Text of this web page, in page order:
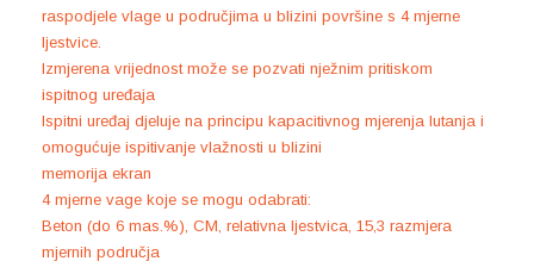
raspodjele vlage u područjima u blizini površine s 4 mjerne
ljestvice.
Izmjerena vrijednost može se pozvati nježnim pritiskom
ispitnog uređaja
Ispitni uređaj djeluje na principu kapacitivnog mjerenja lutanja i
omogućuje ispitivanje vlažnosti u blizini
memorija ekran
4 mjerne vage koje se mogu odabrati:
Beton (do 6 mas.%), CM, relativna ljestvica, 15,3 razmjera
mjernih područja